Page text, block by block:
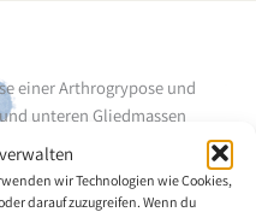
wir Technologien wie Cookies,
darauf zuzugreifen. Wenn du
einer Arthrogrypose und
unteren Gliedmassen
geboren. 1988 wurde er
einem Säuglingsheim in eine
und besuchte die